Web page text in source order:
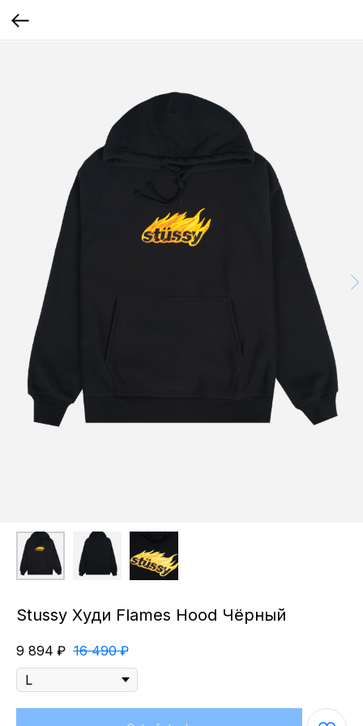
Stussy Худи Flames Hood Чёрный
9 894 ₽ 16 490 ₽